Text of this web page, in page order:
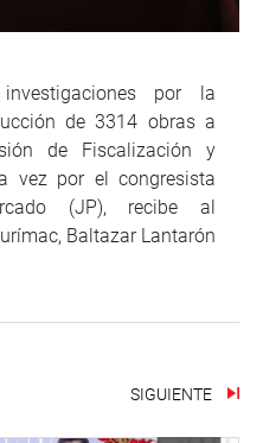
por la
de 3314 obras a
de Fiscalización y
vez por el congresista
(JP), recibe al
Baltazar Lantarón
SIGUIENTE